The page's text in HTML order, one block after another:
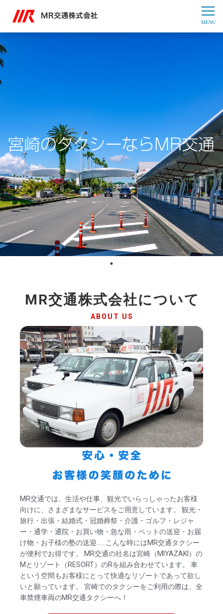
MR交通株式会社について
ABOUT US
MR交通では、生活や仕事、観光でいらっしゃったお客様
向けに、さまざまなサービスをご用意しています。 観光・
旅行・出張・結婚式・冠婚葬祭・介護・ゴルフ・レジャ
ー・通学・通院・お買い物・急な雨・ペットの送迎・お届
け物・お子様の塾の送迎……こんな時にはMR交通タクシー
が便利でお得です。 MR交通の社名は宮崎（MIYAZAKI）の
Mとリゾート（RESORT）のRを組み合わせています。 車
という空間もお客様にとって快適なリゾートであって欲し
いと願っています。 宮崎でのタクシーをご利用の際は、全
車禁煙車両のMR交通タクシーへ！